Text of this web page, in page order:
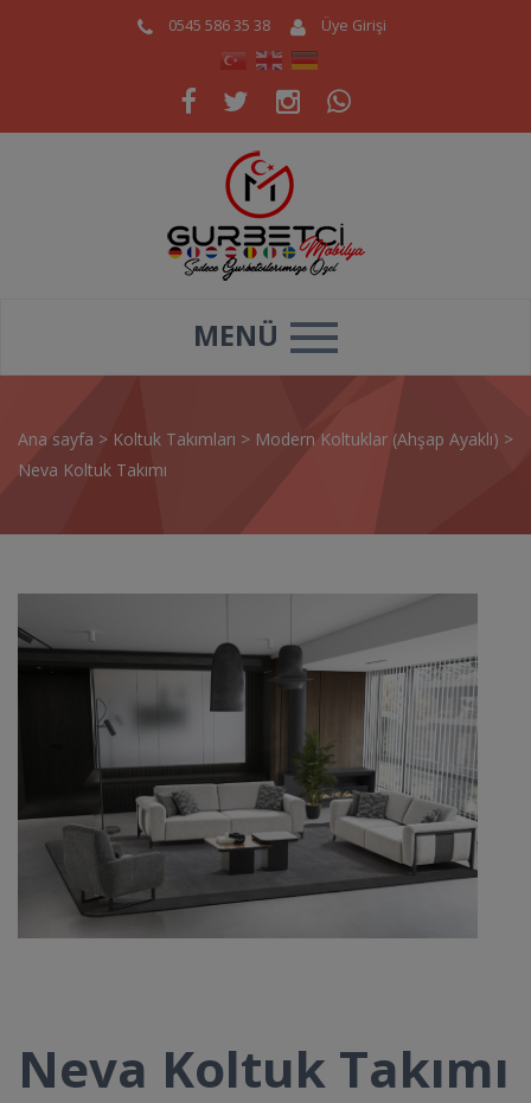
0545 586 35 38 Üye Girişi
MENÜ
Ana sayfa > Koltuk Takımları > Modern Koltuklar (Ahşap Ayaklı) >
Neva Koltuk Takımı
Neva Koltuk Takımı